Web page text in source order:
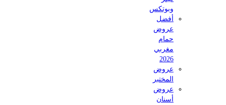
أفضل
عروض
عروض